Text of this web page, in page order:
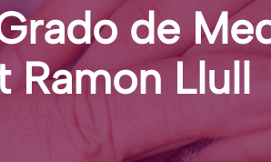
de
Ramon Llull